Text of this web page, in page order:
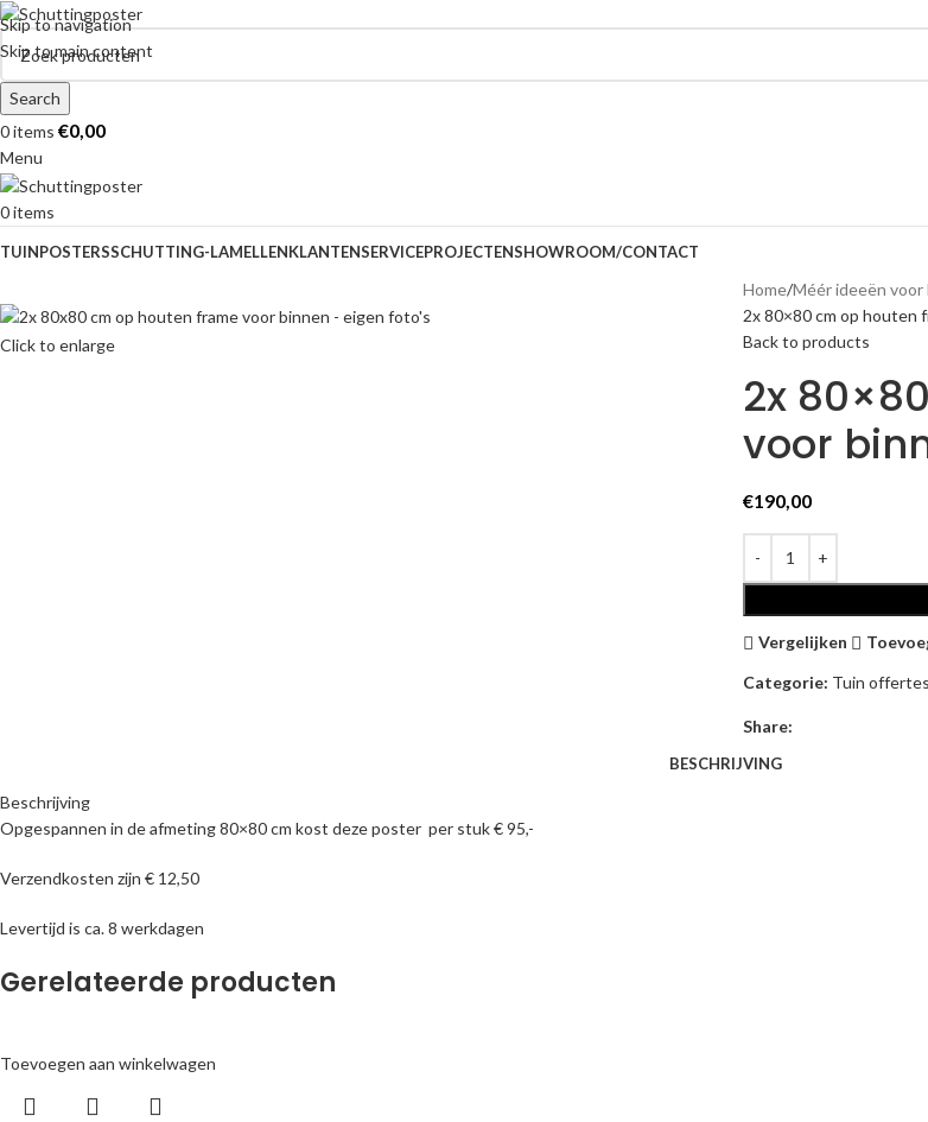
Skip to navigation
Skip to main content
Search
0items €0,00
Menu
0items
TUINPOSTERSSCHUTTING-LAMELLENKLANTENSERVICEPROJECTENSHOWROOM/CONTACT
Click to enlarge
Home Méér ideeën voor
2x 80×80 cm op houten
Back to products
2x
voor
€190,00
Vergelijken
Categorie: Tuin offertes
Share:
BESCHRIJVING
Beschrijving
Opgespannen in de afmeting 80×80 cm kost deze poster per stuk € 95,-
Verzendkosten zijn € 12,50
Levertijd is ca. 8 werkdagen
Gerelateerde producten
Toevoegen aan winkelwagen